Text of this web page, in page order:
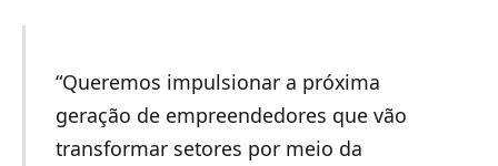
“Queremos impulsionar a próxima
geração de empreendedores que vão
transformar setores por meio da